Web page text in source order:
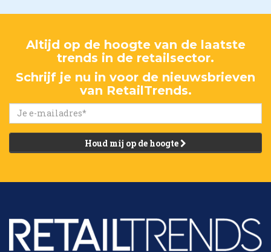
Altijd op de hoogte van de laatste
trends in de retailsector.
Schrijf je nu in voor de nieuwsbrieven
van RetailTrends.
Houd mij op de hoogte